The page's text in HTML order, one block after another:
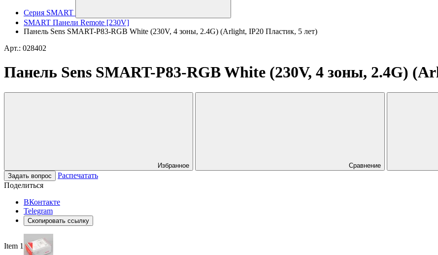
Серия SMART
SMART Панели Remote [230V]
Панель Sens SMART-P83-RGB White (230V, 4 зоны, 2.4G) (Arlight, IP20 Пластик, 5 лет)
Арт.: 028402
Панель Sens SMART-P83-RGB White (230V, 4 зоны, 2.4G)
Избранное Сравнение
Задать вопрос
Распечатать
Поделиться
ВКонтакте
Telegram
Скопировать ссылку
Item 1 of 4